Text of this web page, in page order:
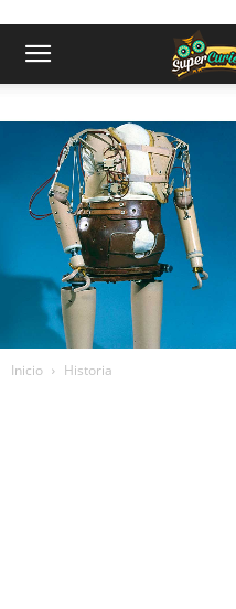
Inicio Historia